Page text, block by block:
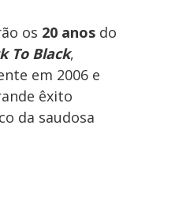
os 20 anos do
To Black,
em 2006 e
êxito
da saudosa